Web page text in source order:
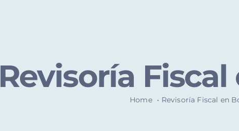
Revisoría
Home Revisoría Fiscal en